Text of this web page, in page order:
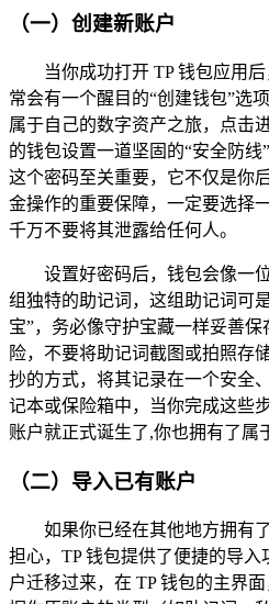
（一）创建新账户
当你成功打开 TP 钱包应用
常会有一个醒目的“创建钱包”选
属于自己的数字资产之旅，点击
的钱包设置一道坚固的“安全防
这个密码至关重要，它不仅是你
金操作的重要保障，一定要选择
千万不要将其泄露给任何人。
设置好密码后，钱包会像一
组独特的助记词，这组助记词可
宝”，务必像守护宝藏一样妥善
险，不要将助记词截图或拍照存
抄的方式，将其记录在一个安全
记本或保险箱中，当你完成这些
账户就正式诞生了,你也拥有了属
（二）导入已有账户
如果你已经在其他地方拥有
担心，TP 钱包提供了便捷的导
户迁移过来，在 TP 钱包的主界